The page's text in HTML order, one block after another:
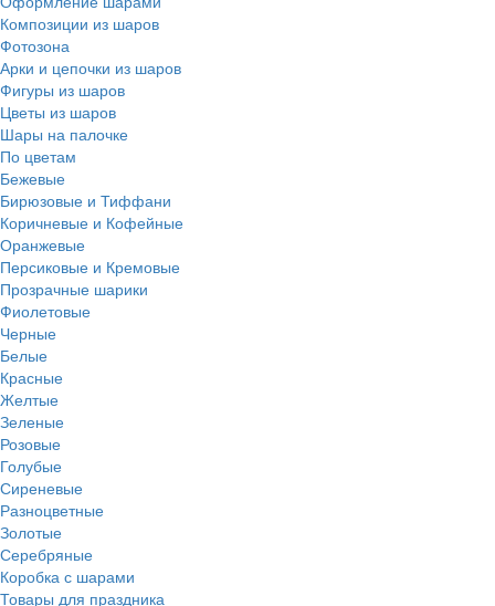
Композиции из шаров
Фотозона
Арки и цепочки из шаров
Фигуры из шаров
Цветы из шаров
Шары на палочке
По цветам
Бежевые
Бирюзовые и Тиффани
Коричневые и Кофейные
Оранжевые
Персиковые и Кремовые
Прозрачные шарики
Фиолетовые
Черные
Белые
Красные
Желтые
Зеленые
Розовые
Голубые
Сиреневые
Разноцветные
Золотые
Серебряные
Коробка с шарами
Товары для праздника